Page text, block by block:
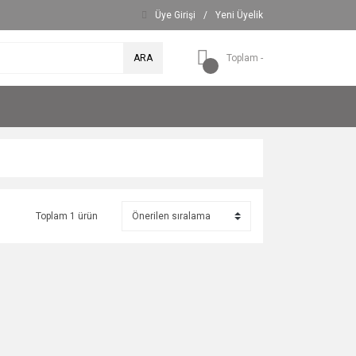
Üye Girişi / Yeni Üyelik
ARA Toplam -
Toplam 1 ürün